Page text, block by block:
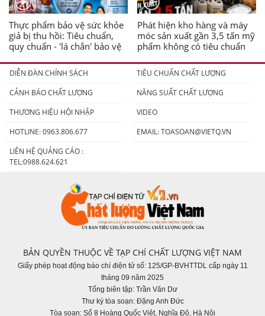
Thực phẩm bảo vệ sức khỏe
giả bị thu hồi: Tiêu chuẩn,
quy chuẩn - 'lá chắn' bảo vệ
Phát hiện kho hàng và máy
móc sản xuất gần 3,5 tấn mỹ
phẩm không có tiêu chuẩn
DIỄN ĐÀN CHÍNH SÁCH
TIÊU CHUẨN CHẤT LƯỢNG
CẢNH BÁO CHẤT LƯỢNG
NĂNG SUẤT CHẤT LƯỢNG
THƯƠNG HIỆU HỘI NHẬP
VIDEO
HOTLINE: 0963.806.677
EMAIL:TOASOAN@VIETQ.VN
LIÊN HỆ QUẢNG CÁO :
TEL:0988.624.621
BẢN QUYỀN THUỘC VỀ TẠP CHÍ CHẤT LƯỢNG VIỆT NAM
Giấy phép hoạt động báo chí điện tử số: 125/GP-BVHTTDL cấp ngày 11
tháng 09 năm 2025
Tổng biên tập: Trần Văn Dư
Thư ký tòa soạn: Đặng Anh Đức
Tòa soạn: Số 8 Hoàng Quốc Việt, Nghĩa Đô, Hà Nội